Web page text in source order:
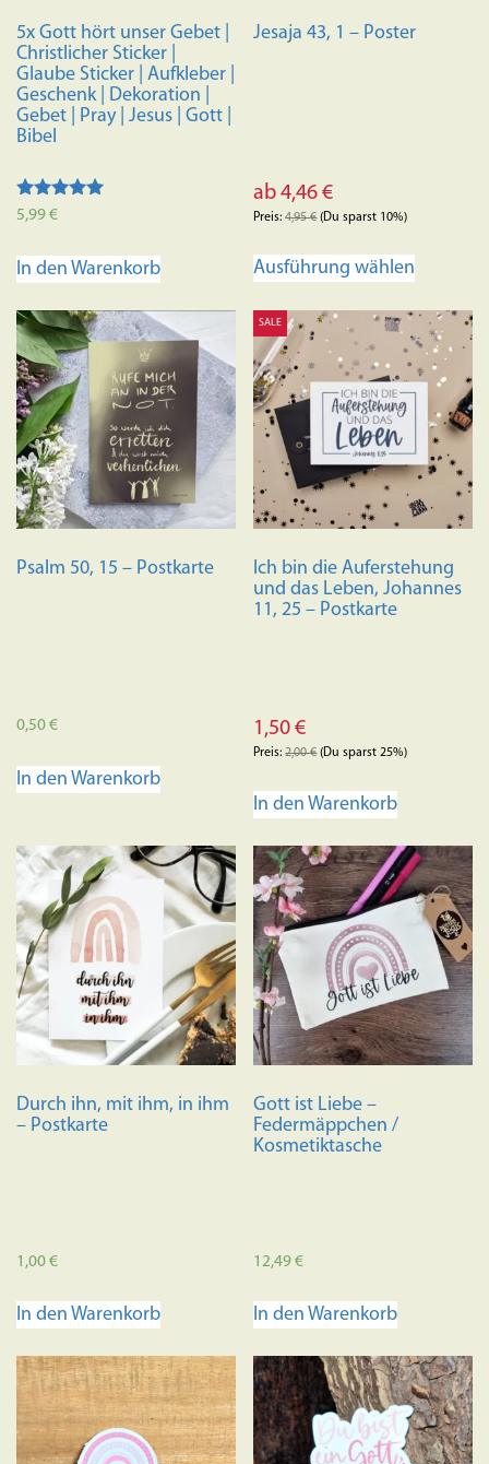
5x Gott hört unser Gebet |
Christlicher Sticker |
Glaube Sticker | Aufkleber |
Geschenk | Dekoration |
Gebet | Pray | Jesus | Gott |
Bibel
Bewertet mit
5,99€
In den Warenkorb
Jesaja 43, 1 – Poster
ab4,46€
Preis:4,95€(Du sparst 10%)
Ausführung wählen
mehrere
auf.
Die
können
auf
der
gewählt
Psalm 50, 15 – Postkarte
0,50€
In den Warenkorb
SALE
Ich bin die Auferstehung
und das Leben, Johannes
11, 25 – Postkarte
1,50€
Preis:2,00€(Du sparst 25%)
In den Warenkorb
Durch ihn, mit ihm, in ihm
– Postkarte
1,00€
In den Warenkorb
Gott ist Liebe –
Federmäppchen /
Kosmetiktasche
12,49€
In den Warenkorb